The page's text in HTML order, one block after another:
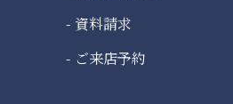
資料請求
ご来店予約